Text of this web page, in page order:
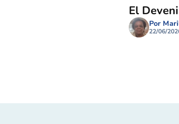
El
Por
22/06/